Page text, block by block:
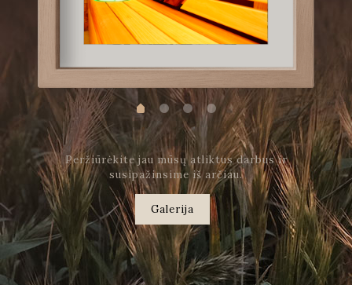
Peržiūrėkite jau mūsų atliktus darbus ir
susipažinsime iš arčiau.
Galerija